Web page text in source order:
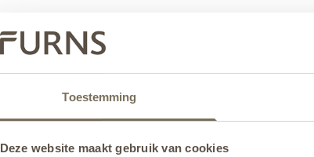
Toestemming
Deze website maakt gebruik van cookies